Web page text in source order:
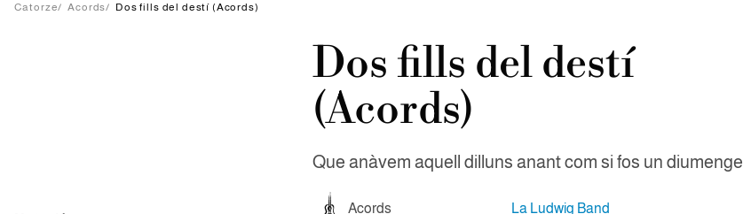
Catorze/ Acords/ Dos fills del destí (Acords)
Dos fills del destí
(Acords)
Que anàvem aquell dilluns anant com si fos un diumenge
Acords La Ludwig Band